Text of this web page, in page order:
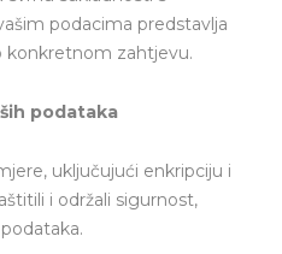
podacima predstavlja
konkretnom zahtjevu.
podataka
uključujući enkripciju i
i održali sigurnost,